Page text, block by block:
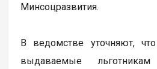
Минсоцразвития.
В ведомстве уточняют,
выдаваемые